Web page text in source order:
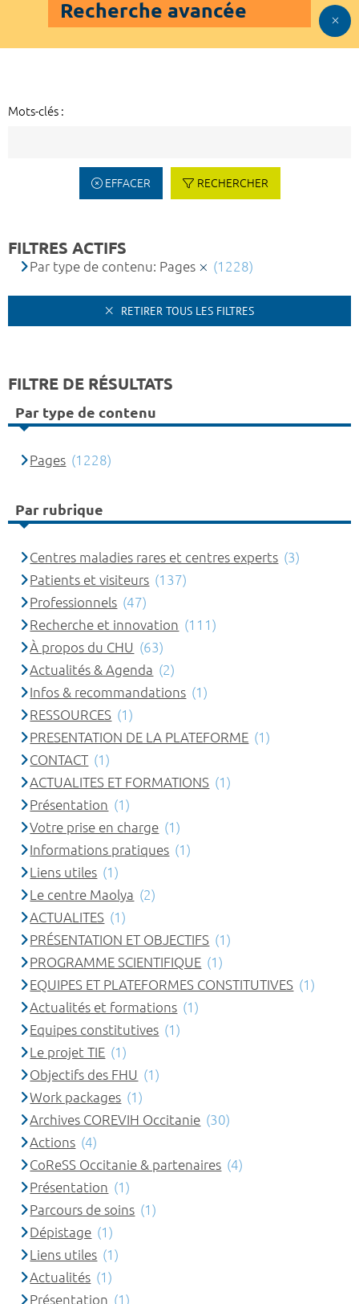
Recherche avancée
Mots-clés :
EFFACER RECHERCHER
FILTRES ACTIFS
Par type de contenu: Pages (1228)
RETIRER TOUS LES FILTRES
FILTRE DE RÉSULTATS
Par type de contenu
Pages (1228)
Par rubrique
Centres maladies rares et centres experts (3)
Patients et visiteurs (137)
Professionnels (47)
Recherche et innovation (111)
À propos du CHU (63)
Actualités & Agenda (2)
Infos & recommandations (1)
RESSOURCES (1)
PRESENTATION DE LA PLATEFORME (1)
CONTACT (1)
ACTUALITES ET FORMATIONS (1)
Présentation (1)
Votre prise en charge (1)
Informations pratiques (1)
Liens utiles (1)
Le centre Maolya (2)
ACTUALITES (1)
PRÉSENTATION ET OBJECTIFS (1)
PROGRAMME SCIENTIFIQUE (1)
EQUIPES ET PLATEFORMES CONSTITUTIVES (1)
Actualités et formations (1)
Equipes constitutives (1)
Le projet TIE (1)
Objectifs des FHU (1)
Work packages (1)
Archives COREVIH Occitanie (30)
Actions (4)
CoReSS Occitanie & partenaires (4)
Présentation (1)
Parcours de soins (1)
Dépistage (1)
Liens utiles (1)
Actualités (1)
Présentation (1)